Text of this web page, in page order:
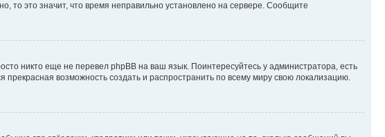
то это значит, что время неправильно установлено на сервере. Сообщите
никто еще не перевел phpBB на ваш язык. Поинтересуйтесь у администратора, есть
прекрасная возможность создать и распространить по всему миру свою локализацию.